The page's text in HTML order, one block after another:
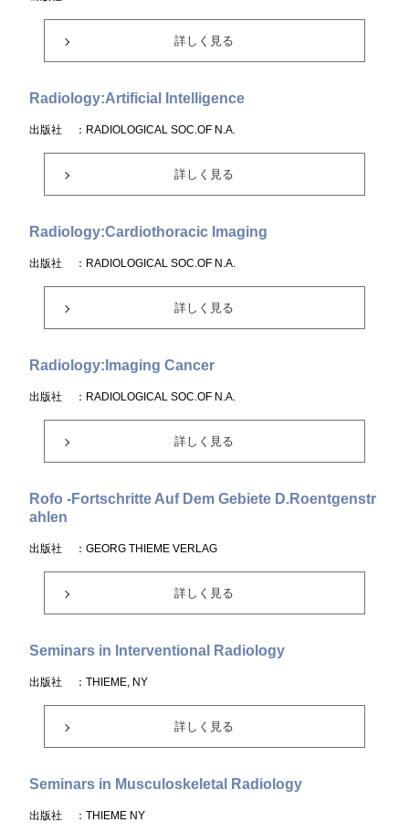
詳しく見る
Radiology:Artificial Intelligence
出版社 ：RADIOLOGICAL SOC.OF N.A.
詳しく見る
Radiology:Cardiothoracic Imaging
出版社 ：RADIOLOGICAL SOC.OF N.A.
詳しく見る
Radiology:Imaging Cancer
出版社 ：RADIOLOGICAL SOC.OF N.A.
詳しく見る
Rofo -Fortschritte Auf Dem Gebiete D.Roentgenstr
ahlen
出版社 ：GEORG THIEME VERLAG
詳しく見る
Seminars in Interventional Radiology
出版社 ：THIEME, NY
詳しく見る
Seminars in Musculoskeletal Radiology
出版社 ：THIEME NY